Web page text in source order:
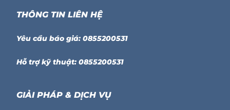
THÔNG TIN LIÊN HỆ
Yêu cầu báo giá: 0855200531
Hỗ trợ kỹ thuật: 0855200531
GIẢI PHÁP & DỊCH VỤ